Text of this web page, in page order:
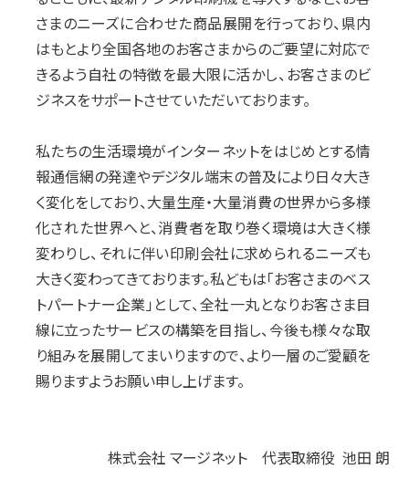
さまのニーズに合わせた商品展開を行っており、県内
はもとより全国各地のお客さまからのご要望に対応で
きるよう自社の特徴を最大限に活かし、お客さまのビ
ジネスをサポートさせていただいております。
私たちの生活環境がインターネットをはじめとする情
報通信網の発達やデジタル端末の普及により日々大き
く変化をしており、大量生産・大量消費の世界から多様
化された世界へと、消費者を取り巻く環境は大きく様
変わりし、それに伴い印刷会社に求められるニーズも
大きく変わってきております。私どもは「お客さまのベス
トパートナー企業」として、全社一丸となりお客さま目
線に立ったサービスの構築を目指し、今後も様々な取
り組みを展開してまいりますので、より一層のご愛顧を
賜りますようお願い申し上げます。
株式会社 マージネット 代表取締役 池田 朗